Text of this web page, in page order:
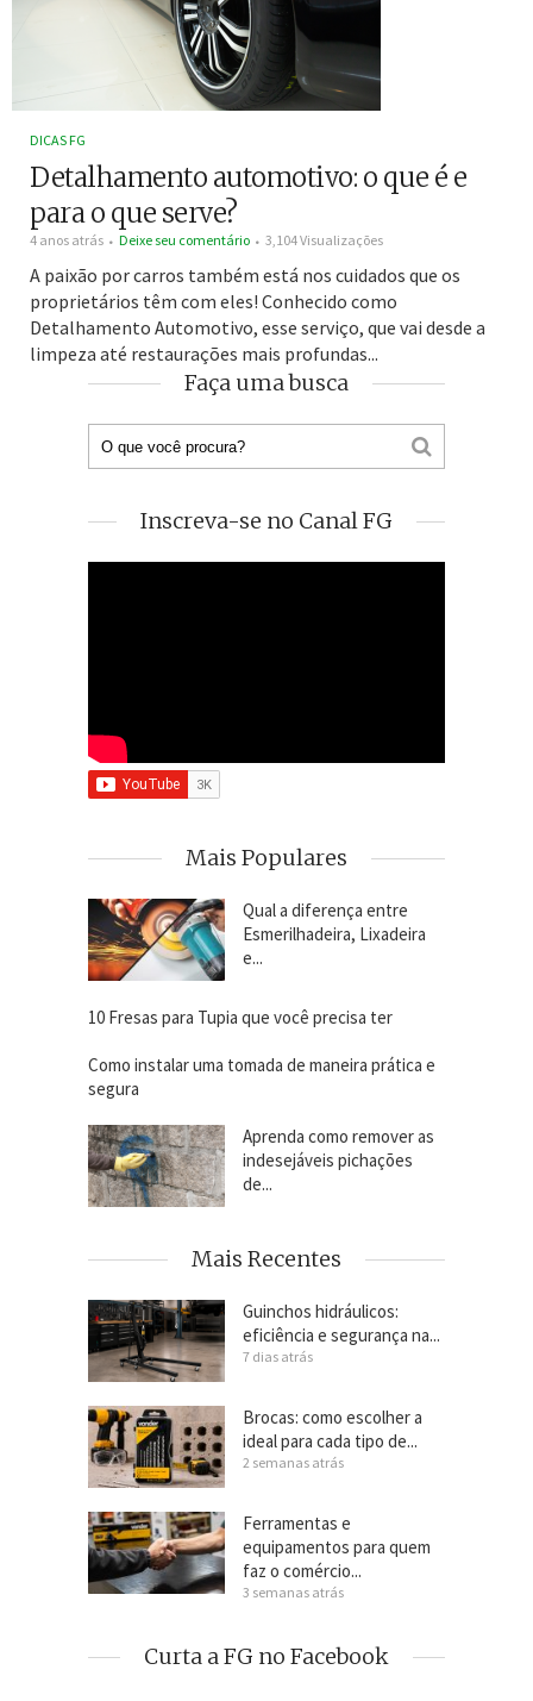
DICAS FG
Detalhamento automotivo: o que é e
para o que serve?
4 anos atrás Deixe seu comentário 3,104 Visualizações
A paixão por carros também está nos cuidados que os
proprietários têm com eles! Conhecido como
Detalhamento Automotivo, esse serviço, que vai desde a
limpeza até restaurações mais profundas...
Faça uma busca
Inscreva-se no Canal FG
Mais Populares
Qual a diferença entre
Esmerilhadeira, Lixadeira
e...
10 Fresas para Tupia que você precisa ter
Como instalar uma tomada de maneira prática e
segura
Aprenda como remover as
indesejáveis pichações
de...
Mais Recentes
Guinchos hidráulicos:
eficiência e segurança na...
7 dias atrás
Brocas: como escolher a
ideal para cada tipo de...
2 semanas atrás
Ferramentas e
equipamentos para quem
faz o comércio...
3 semanas atrás
Curta a FG no Facebook